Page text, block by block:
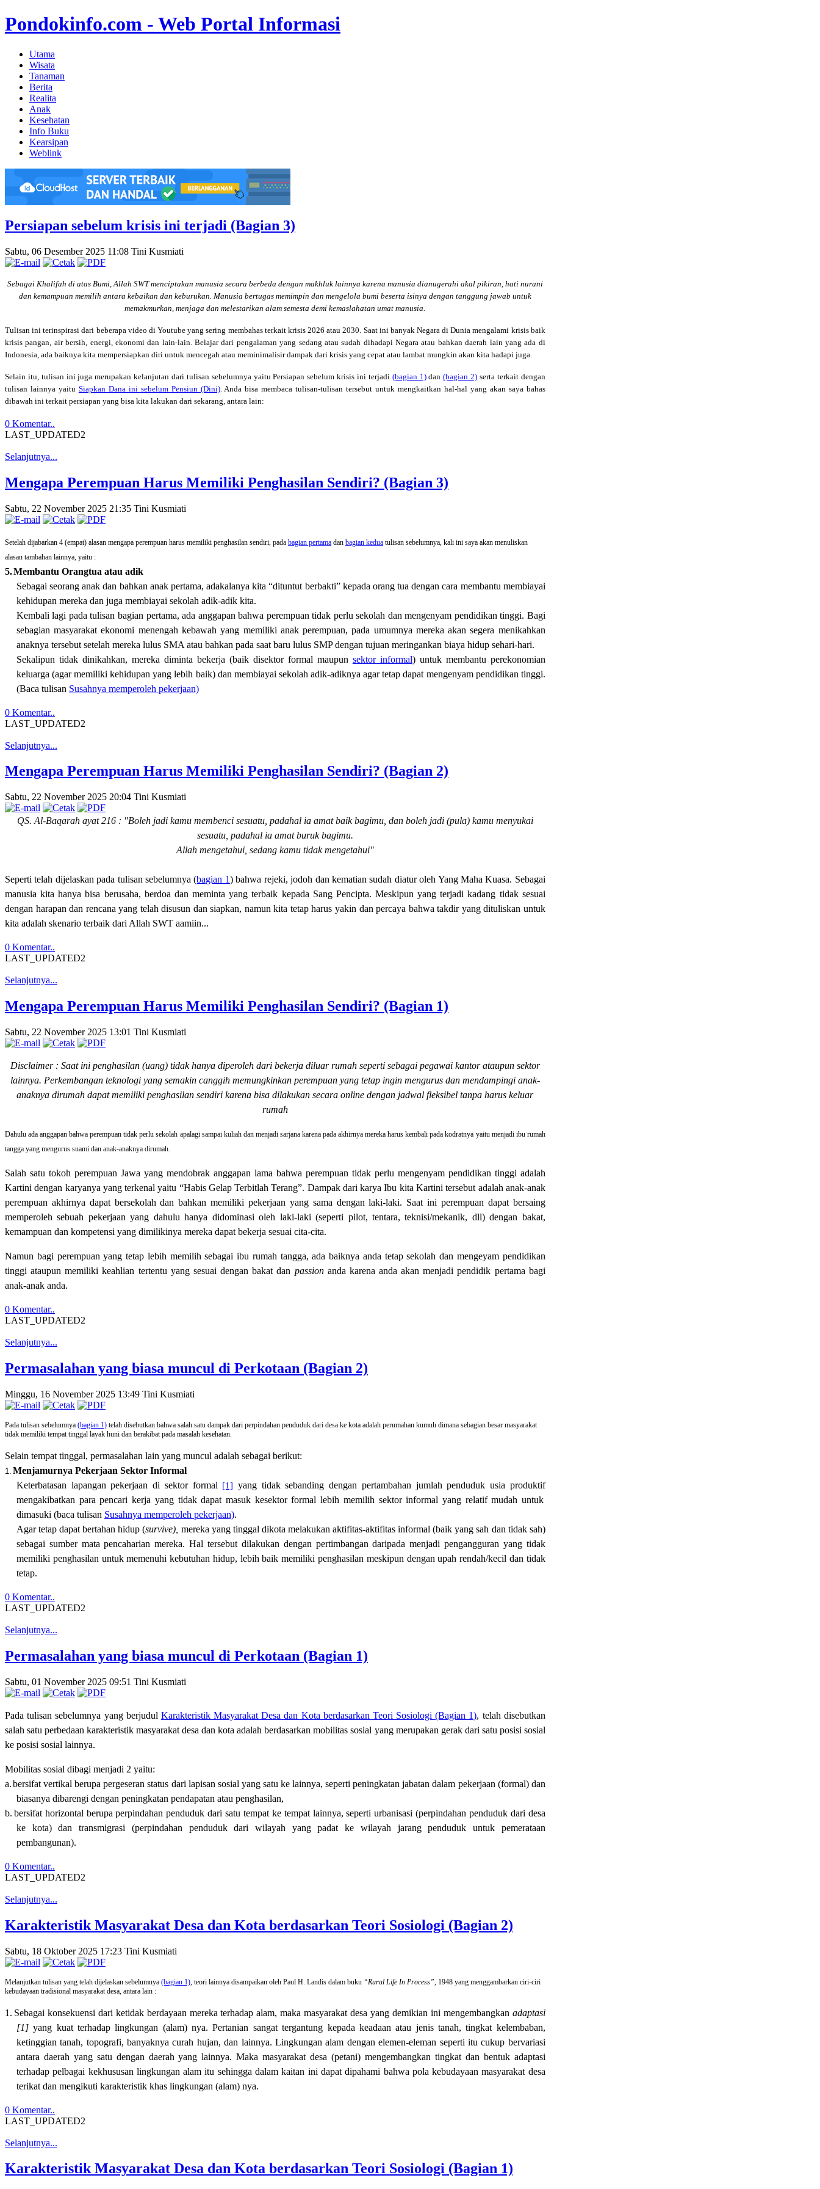
Pondokinfo.com - Web Portal Informasi
Utama
Wisata
Tanaman
Berita
Realita
Anak
Kesehatan
Info Buku
Kearsipan
Weblink
Persiapan sebelum krisis ini terjadi (Bagian 3)
Sabtu, 06 Desember 2025 11:08 Tini Kusmiati
Sebagai Khalifah di atas Bumi, Allah SWT menciptakan manusia secara berbeda dengan makhluk lainnya karena manusia dianugerahi akal pikiran, hati nurani
dan kemampuan memilih antara kebaikan dan keburukan. Manusia bertugas memimpin dan mengelola bumi beserta isinya dengan tanggung jawab untuk
memakmurkan, menjaga dan melestarikan alam semesta demi kemaslahatan umat manusia.
Tulisan ini terinspirasi dari beberapa video di Youtube yang sering membahas terkait krisis 2026 atau 2030. Saat ini banyak Negara di Dunia mengalami krisis baik
krisis pangan, air bersih, energi, ekonomi dan lain-lain. Belajar dari pengalaman yang sedang atau sudah dihadapi Negara atau bahkan daerah lain yang ada di
Indonesia, ada baiknya kita mempersiapkan diri untuk mencegah atau meminimalisir dampak dari krisis yang cepat atau lambat mungkin akan kita hadapi juga.
Selain itu, tulisan ini juga merupakan kelanjutan dari tulisan sebelumnya yaitu Persiapan sebelum krisis ini terjadi (bagian 1)dan(bagian 2) serta terkait dengan
tulisan lainnya yaitu Siapkan Dana ini sebelum Pensiun (Dini). Anda bisa membaca tulisan-tulisan tersebut untuk mengkaitkan hal-hal yang akan saya bahas
dibawah ini terkait persiapan yang bisa kita lakukan dari sekarang, antara lain:
0 Komentar..
LAST_UPDATED2
Selanjutnya...
Mengapa Perempuan Harus Memiliki Penghasilan Sendiri? (Bagian 3)
Sabtu, 22 November 2025 21:35 Tini Kusmiati
Setelah dijabarkan 4 (empat) alasan mengapa perempuan harus memiliki penghasilan sendiri, pada bagian pertama dan bagian kedua tulisan sebelumnya, kali ini saya akan menuliskan
alasan tambahan lainnya, yaitu :
5.Membantu Orangtua atau adik
Sebagai seorang anak dan bahkan anak pertama, adakalanya kita “dituntut berbakti” kepada orang tua dengan cara membantu membiayai
kehidupan mereka dan juga membiayai sekolah adik-adik kita.
Kembali lagi pada tulisan bagian pertama, ada anggapan bahwa perempuan tidak perlu sekolah dan mengenyam pendidikan tinggi. Bagi
sebagian masyarakat ekonomi menengah kebawah yang memiliki anak perempuan, pada umumnya mereka akan segera menikahkan
anaknya tersebut setelah mereka lulus SMA atau bahkan pada saat baru lulus SMP dengan tujuan meringankan biaya hidup sehari-hari.
Sekalipun tidak dinikahkan, mereka diminta bekerja (baik disektor formal maupun sektor informal) untuk membantu perekonomian
keluarga (agar memiliki kehidupan yang lebih baik) dan membiayai sekolah adik-adiknya agar tetap dapat mengenyam pendidikan tinggi.
(Baca tulisan Susahnya memperoleh pekerjaan)
0 Komentar..
LAST_UPDATED2
Selanjutnya...
Mengapa Perempuan Harus Memiliki Penghasilan Sendiri? (Bagian 2)
Sabtu, 22 November 2025 20:04 Tini Kusmiati
QS. Al-Baqarah ayat 216 : "Boleh jadi kamu membenci sesuatu, padahal ia amat baik bagimu, dan boleh jadi (pula) kamu menyukai
sesuatu, padahal ia amat buruk bagimu.
Allah mengetahui, sedang kamu tidak mengetahui"
Seperti telah dijelaskan pada tulisan sebelumnya (bagian 1) bahwa rejeki, jodoh dan kematian sudah diatur oleh Yang Maha Kuasa. Sebagai
manusia kita hanya bisa berusaha, berdoa dan meminta yang terbaik kepada Sang Pencipta. Meskipun yang terjadi kadang tidak sesuai
dengan harapan dan rencana yang telah disusun dan siapkan, namun kita tetap harus yakin dan percaya bahwa takdir yang dituliskan untuk
kita adalah skenario terbaik dari Allah SWT aamiin...
0 Komentar..
LAST_UPDATED2
Selanjutnya...
Mengapa Perempuan Harus Memiliki Penghasilan Sendiri? (Bagian 1)
Sabtu, 22 November 2025 13:01 Tini Kusmiati
Disclaimer : Saat ini penghasilan (uang) tidak hanya diperoleh dari bekerja diluar rumah seperti sebagai pegawai kantor ataupun sektor
lainnya. Perkembangan teknologi yang semakin canggih memungkinkan perempuan yang tetap ingin mengurus dan mendampingi anak-
anaknya dirumah dapat memiliki penghasilan sendiri karena bisa dilakukan secara online dengan jadwal fleksibel tanpa harus keluar
rumah
Dahulu ada anggapan bahwa perempuan tidak perlu sekolah apalagi sampai kuliah dan menjadi sarjana karena pada akhirnya mereka harus kembali pada kodratnya yaitu menjadi ibu rumah
tangga yang mengurus suami dan anak-anaknya dirumah.
Salah satu tokoh perempuan Jawa yang mendobrak anggapan lama bahwa perempuan tidak perlu mengenyam pendidikan tinggi adalah
Kartini dengan karyanya yang terkenal yaitu “Habis Gelap Terbitlah Terang”. Dampak dari karya Ibu kita Kartini tersebut adalah anak-anak
perempuan akhirnya dapat bersekolah dan bahkan memiliki pekerjaan yang sama dengan laki-laki. Saat ini perempuan dapat bersaing
memperoleh sebuah pekerjaan yang dahulu hanya didominasi oleh laki-laki (seperti pilot, tentara, teknisi/mekanik, dll) dengan bakat,
kemampuan dan kompetensi yang dimilikinya mereka dapat bekerja sesuai cita-cita.
Namun bagi perempuan yang tetap lebih memilih sebagai ibu rumah tangga, ada baiknya anda tetap sekolah dan mengeyam pendidikan
tinggi ataupun memiliki keahlian tertentu yang sesuai dengan bakat dan passion anda karena anda akan menjadi pendidik pertama bagi
anak-anak anda.
0 Komentar..
LAST_UPDATED2
Selanjutnya...
Permasalahan yang biasa muncul di Perkotaan (Bagian 2)
Minggu, 16 November 2025 13:49 Tini Kusmiati
Pada tulisan sebelumnya (bagian 1) telah disebutkan bahwa salah satu dampak dari perpindahan penduduk dari desa ke kota adalah perumahan kumuh dimana sebagian besar masyarakat
tidak memiliki tempat tinggal layak huni dan berakibat pada masalah kesehatan.
Selain tempat tinggal, permasalahan lain yang muncul adalah sebagai berikut:
1. Menjamurnya Pekerjaan Sektor Informal
Keterbatasan lapangan pekerjaan di sektor formal [1] yang tidak sebanding dengan pertambahan jumlah penduduk usia produktif
mengakibatkan parapencari kerja yang tidak dapat masuk kesektorformal lebih memilih sektor informal yang relatif mudah untuk
dimasuki (baca tulisan Susahnya memperoleh pekerjaan).
Agar tetap dapat bertahan hidup (survive), mereka yang tinggal dikota melakukan aktifitas-aktifitas informal (baik yang sah dan tidak sah)
sebagai sumber mata pencaharian mereka. Hal tersebut dilakukan dengan pertimbangan daripada menjadi pengangguran yang tidak
memiliki penghasilan untuk memenuhi kebutuhan hidup, lebih baikmemiliki penghasilan meskipun dengan upah rendah/kecil dan tidak
tetap.
0 Komentar..
LAST_UPDATED2
Selanjutnya...
Permasalahan yang biasa muncul di Perkotaan (Bagian 1)
Sabtu, 01 November 2025 09:51 Tini Kusmiati
Pada tulisan sebelumnya yang berjudul Karakteristik Masyarakat Desa dan Kota berdasarkan Teori Sosiologi (Bagian 1), telah disebutkan
salah satu perbedaan karakteristik masyarakat desa dan kota adalah berdasarkanmobilitas sosial yang merupakan gerak dari satu posisi sosial
ke posisi sosial lainnya.
Mobilitas sosial dibagi menjadi 2 yaitu:
a.bersifat vertikal berupa pergeseran status dari lapisan sosial yang satu ke lainnya, seperti peningkatan jabatan dalam pekerjaan (formal) dan
biasanya dibarengi dengan peningkatan pendapatan atau penghasilan,
b. bersifat horizontal berupa perpindahan penduduk dari satu tempat ke tempat lainnya, seperti urbanisasi (perpindahan penduduk dari desa
ke kota) dan transmigrasi (perpindahan penduduk dari wilayah yang padat ke wilayah jarang penduduk untuk pemerataan
pembangunan).
0 Komentar..
LAST_UPDATED2
Selanjutnya...
Karakteristik Masyarakat Desa dan Kota berdasarkan Teori Sosiologi (Bagian 2)
Sabtu, 18 Oktober 2025 17:23 Tini Kusmiati
Melanjutkan tulisan yang telah dijelaskan sebelumnya (bagian 1) , teori lainnya disampaikan oleh Paul H. Landis dalam buku “Rural Life In Process”, 1948 yang menggambarkan ciri-ciri
kebudayaan tradisional masyarakat desa, antara lain :
1. Sebagai konsekuensi dari ketidak berdayaan mereka terhadap alam, maka masyarakat desa yang demikian ini mengembangkan adaptasi
[1] yang kuat terhadap lingkungan (alam) nya. Pertanian sangat tergantung kepada keadaan atau jenis tanah, tingkat kelembaban,
ketinggian tanah, topografi, banyaknya curah hujan, dan lainnya. Lingkungan alam dengan elemen-eleman seperti itu cukup bervariasi
antara daerah yang satu dengan daerah yang lainnya. Maka masyarakat desa (petani) mengembangkan tingkat dan bentuk adaptasi
terhadap pelbagai kekhususan lingkungan alam itu sehingga dalam kaitan ini dapat dipahami bahwa pola kebudayaan masyarakat desa
terikat dan mengikuti karakteristik khas lingkungan (alam) nya.
0 Komentar..
LAST_UPDATED2
Selanjutnya...
Karakteristik Masyarakat Desa dan Kota berdasarkan Teori Sosiologi (Bagian 1)